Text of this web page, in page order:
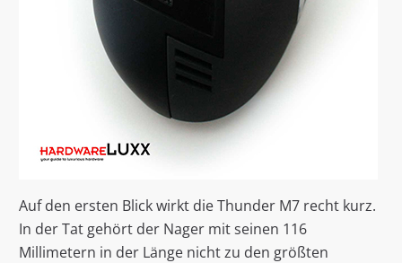
Auf den ersten Blick wirkt die Thunder M7 recht kurz.
In der Tat gehört der Nager mit seinen 116
Millimetern in der Länge nicht zu den größten